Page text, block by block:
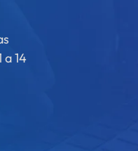
14